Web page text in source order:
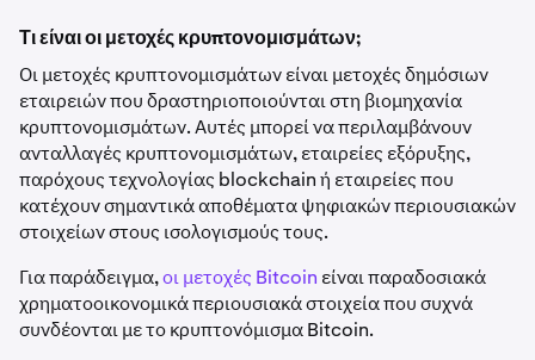
Τι είναι οι μετοχές κρυπτονομισμάτων;
Οι μετοχές κρυπτονομισμάτων είναι μετοχές δημόσιων
εταιρειών που δραστηριοποιούνται στη βιομηχανία
κρυπτονομισμάτων. Αυτές μπορεί να περιλαμβάνουν
ανταλλαγές κρυπτονομισμάτων, εταιρείες εξόρυξης,
παρόχους τεχνολογίας blockchain ή εταιρείες που
κατέχουν σημαντικά αποθέματα ψηφιακών περιουσιακών
στοιχείων στους ισολογισμούς τους.
Για παράδειγμα,οι μετοχές Bitcoin είναι παραδοσιακά
χρηματοοικονομικά περιουσιακά στοιχεία που συχνά
συνδέονται με το κρυπτονόμισμα Bitcoin.